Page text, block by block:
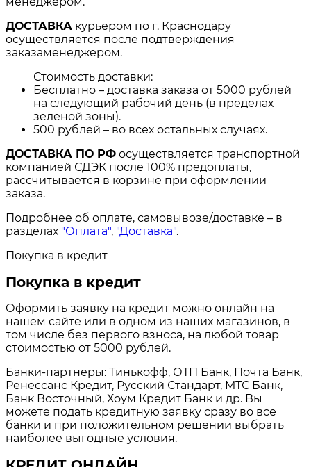
ДОСТАВКА курьером по г. Краснодару
осуществляется после подтверждения
заказаменеджером.
Стоимость доставки:
Бесплатно – доставка заказа от 5000 рублей
на следующий рабочий день (в пределах
зеленой зоны).
500 рублей – во всех остальных случаях.
ДОСТАВКА ПО РФ осуществляется транспортной
компанией СДЭК после 100% предоплаты,
рассчитывается в корзине при оформлении
заказа.
Подробнее об оплате, самовывозе/доставке – в
разделах "Оплата", "Доставка".
Покупка в кредит
Покупка в кредит
Оформить заявку на кредит можно онлайн на
нашем сайте или в одном из наших магазинов, в
том числе без первого взноса, на любой товар
стоимостью от 5000 рублей.
Банки-партнеры: Тинькофф, ОТП Банк, Почта Банк,
Ренессанс Кредит, Русский Стандарт, МТС Банк,
Банк Восточный, Хоум Кредит Банк и др. Вы
можете подать кредитную заявку сразу во все
банки и при положительном решении выбрать
наиболее выгодные условия.